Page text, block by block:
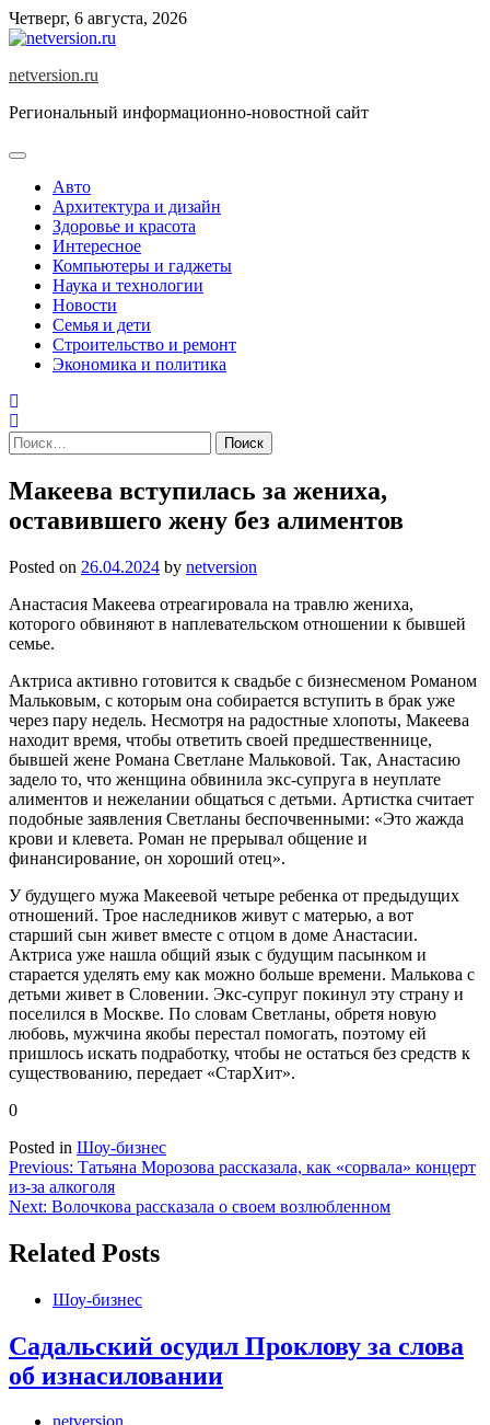
Skip
to
Четверг, 6 августа, 2026
netversion.ru
Региональный информационно-новостной сайт
Авто
Архитектура и дизайн
Здоровье и красота
Интересное
Компьютеры и гаджеты
Наука и технологии
Новости
Семья и дети
Строительство и ремонт
Экономика и политика
Найти:
Макеева вступилась за жениха,
оставившего жену без алиментов
Posted on 26.04.2024 by netversion
Анастасия Макеева отреагировала на травлю жениха,
которого обвиняют в наплевательском отношении к бывшей
семье.
Актриса активно готовится к свадьбе с бизнесменом Романом
Мальковым, с которым она собирается вступить в брак уже
через пару недель. Несмотря на радостные хлопоты, Макеева
находит время, чтобы ответить своей предшественнице,
бывшей жене Романа Светлане Мальковой. Так, Анастасию
задело то, что женщина обвинила экс-супруга в неуплате
алиментов и нежелании общаться с детьми. Артистка считает
подобные заявления Светланы беспочвенными: «Это жажда
крови и клевета. Роман не прерывал общение и
финансирование, он хороший отец».
У будущего мужа Макеевой четыре ребенка от предыдущих
отношений. Трое наследников живут с матерью, а вот
старший сын живет вместе с отцом в доме Анастасии.
Актриса уже нашла общий язык с будущим пасынком и
старается уделять ему как можно больше времени. Малькова с
детьми живет в Словении. Экс-супруг покинул эту страну и
поселился в Москве. По словам Светланы, обретя новую
любовь, мужчина якобы перестал помогать, поэтому ей
пришлось искать подработку, чтобы не остаться без средств к
существованию, передает «СтарХит».
0
Posted in Шоу-бизнес
Навигация
по
Previous: Татьяна Морозова рассказала, как «сорвала» концерт
из-за алкоголя
Next: Волочкова рассказала о своем возлюбленном
Related Posts
Шоу-бизнес
Садальский осудил Проклову за слова
об изнасиловании